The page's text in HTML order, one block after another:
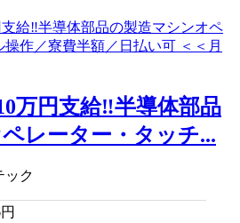
万円支給‼半導体部品
レーター・タッチ...
ック
円